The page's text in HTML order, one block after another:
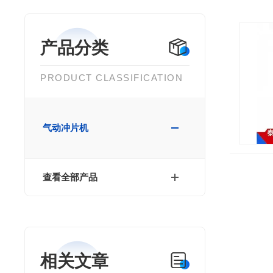
产品分类
PRODUCT CLASSIFICATION
气动冲片机
查看全部产品
相关文章